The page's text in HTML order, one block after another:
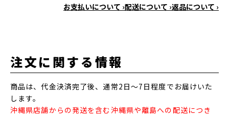
お支払いについて ›配送について ›返品について ›
注文に関する情報
商品は、代金決済完了後、通常2日～7日程度でお届けいた
します。
沖縄県店舗からの発送を含む沖縄県や離島への配送につき